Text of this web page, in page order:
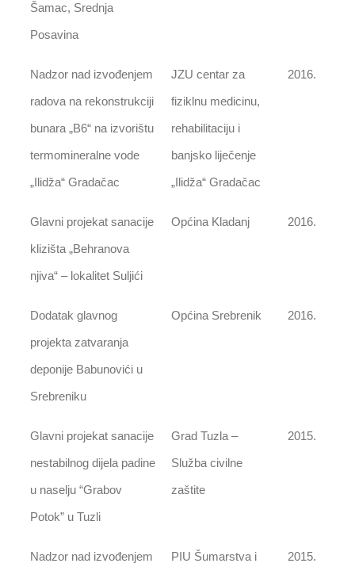
Šamac, Srednja
Posavina
Nadzor nad izvođenjem
radova na rekonstrukciji
bunara „B6“ na izvorištu
termomineralne vode
„Ilidža“ Gradačac
JZU centar za
fiziklnu medicinu,
rehabilitaciju i
banjsko liječenje
„Ilidža“ Gradačac
2016.
Glavni projekat sanacije
klizišta „Behranova
njiva“ – lokalitet Suljići
Općina Kladanj 2016.
Dodatak glavnog
projekta zatvaranja
deponije Babunovići u
Srebreniku
Općina Srebrenik 2016.
Glavni projekat sanacije
nestabilnog dijela padine
u naselju “Grabov
Potok” u Tuzli
Grad Tuzla –
Služba civilne
zaštite
2015.
Nadzor nad izvođenjem
PIU Šumarstva i
2015.